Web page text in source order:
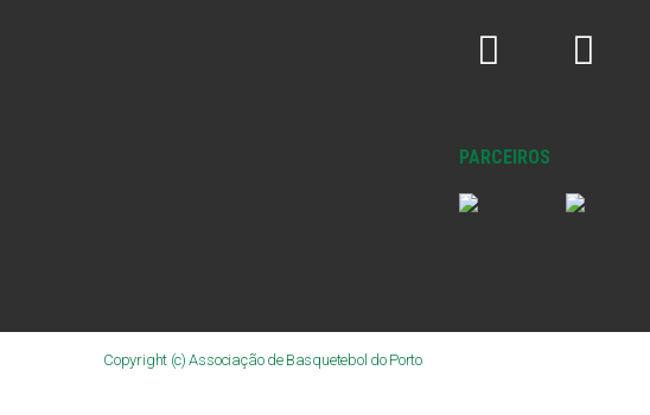
PARCEIROS
Copyright (c) Associação de Basquetebol do Porto